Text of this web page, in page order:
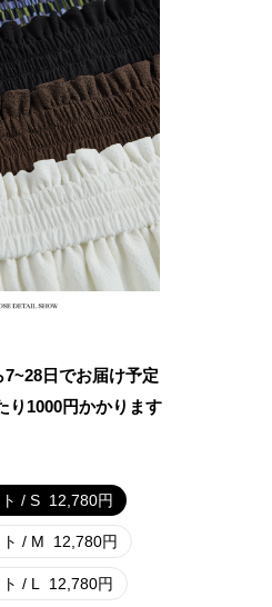
日でお届け予定
り 1000円かかります
/ S 12,780円
/ M 12,780円
/ L 12,780円